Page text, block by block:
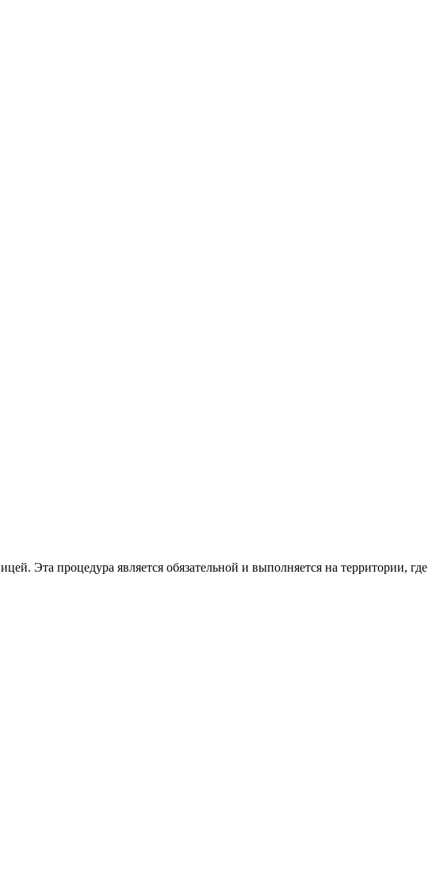
Эта процедура является обязательной и выполняется на территории, где